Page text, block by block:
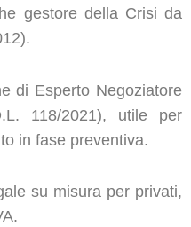
gestore della Crisi da
di Esperto Negoziatore
118/2021), utile per
in fase preventiva.
su misura per privati,